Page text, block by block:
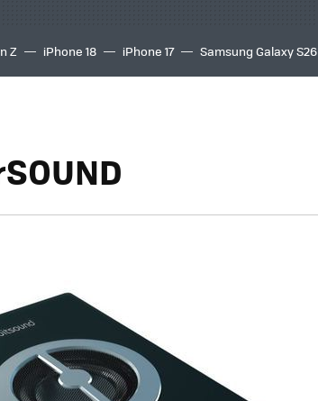
Z iPhone 18 iPhone 17 Samsung Galaxy S26